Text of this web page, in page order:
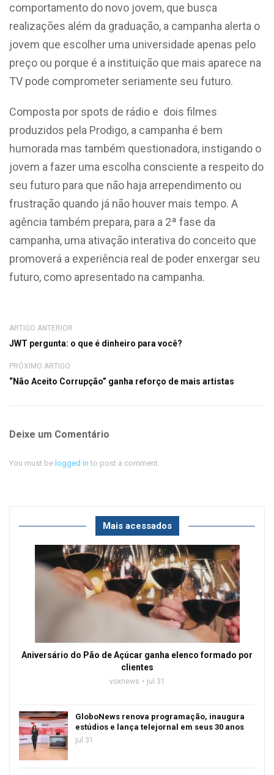
comportamento do novo jovem, que busca
realizações além da graduação, a campanha alerta o
jovem que escolher uma universidade apenas pelo
preço ou porque é a instituição que mais aparece na
TV pode comprometer seriamente seu futuro.
Composta por spots de rádio e dois filmes
produzidos pela Prodigo, a campanha é bem
humorada mas também questionadora, instigando o
jovem a fazer uma escolha consciente a respeito do
seu futuro para que não haja arrependimento ou
frustração quando já não houver mais tempo. A
agência também prepara, para a 2ª fase da
campanha, uma ativação interativa do conceito que
promoverá a experiência real de poder enxergar seu
futuro, como apresentado na campanha.
ARTIGO ANTERIOR
JWT pergunta: o que é dinheiro para você?
PRÓXIMO ARTIGO
“Não Aceito Corrupção” ganha reforço de mais artistas
Deixe um Comentário
You must be logged in to post a comment.
Mais acessados
Aniversário do Pão de Açúcar ganha elenco formado por
clientes
voxnews jul 31
GloboNews renova programação, inaugura
estúdios e lança telejornal em seus 30 anos
jul 31